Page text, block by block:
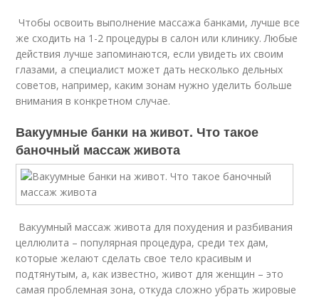
Чтобы освоить выполнение массажа банками, лучше все
же сходить на 1-2 процедуры в салон или клинику. Любые
действия лучше запоминаются, если увидеть их своим
глазами, а специалист может дать несколько дельных
советов, например, каким зонам нужно уделить больше
внимания в конкретном случае.
Вакуумные банки на живот. Что такое
баночный массаж живота
Вакуумный массаж живота для похудения и разбивания
целлюлита – популярная процедура, среди тех дам,
которые желают сделать свое тело красивым и
подтянутым, а, как известно, живот для женщин – это
самая проблемная зона, откуда сложно убрать жировые